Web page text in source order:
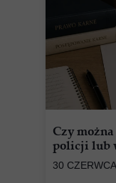
Czy
policji lub
30